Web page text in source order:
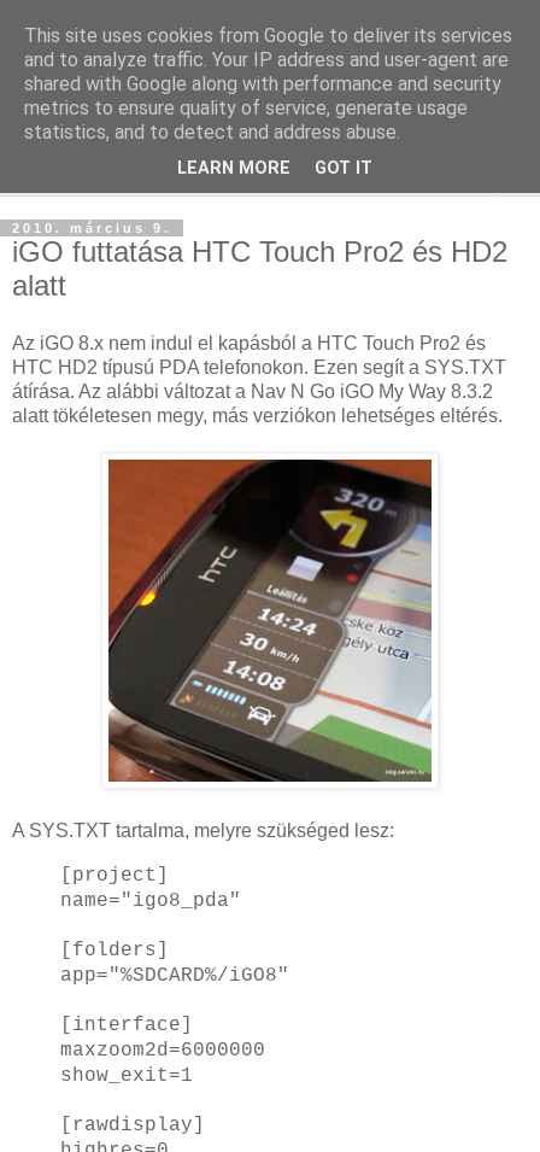
blog.sancho.hu
Egy techember blogja a mindennapok kütyüiről...
2010. március 9.
iGO futtatása HTC Touch Pro2 és HD2
alatt
Az iGO 8.x nem indul el kapásból a HTC Touch Pro2 és
HTC HD2 típusú PDA telefonokon. Ezen segít a SYS.TXT
átírása. Az alábbi változat a Nav N Go iGO My Way 8.3.2
alatt tökéletesen megy, más verziókon lehetséges eltérés.
A SYS.TXT tartalma, melyre szükséged lesz:
[project]
name="igo8_pda"
[folders]
app="%SDCARD%/iGO8"
[interface]
maxzoom2d=6000000
show_exit=1
[rawdisplay]
This site uses cookies from Google to deliver its services
and to analyze traffic. Your IP address and user-agent are
shared with Google along with performance and security
metrics to ensure quality of service, generate usage
statistics, and to detect and address abuse.
LEARN MORE GOT IT